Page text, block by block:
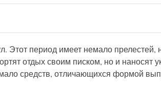
Этот период имеет немало
отдых своим писком, но и наносят
средств, отличающихся формой